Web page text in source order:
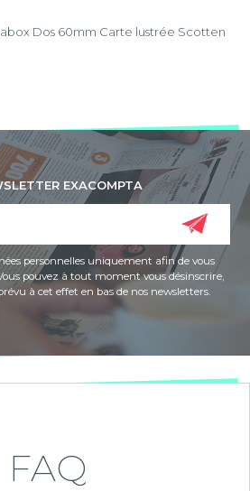
Dos 60mm Carte lustrée Scotten
EXACOMPTA
personnelles uniquement afin de vous
pouvez à tout moment vous désinscrire,
à cet effet en bas de nos newsletters.
FAQ